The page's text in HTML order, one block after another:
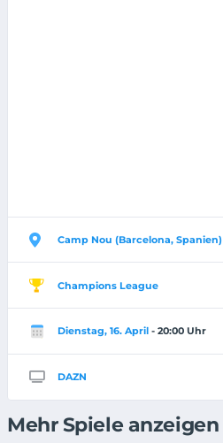
Camp Nou (Barcelona, Spanien)
Champions League
Dienstag, 16. April - 20:00 Uhr
DAZN
Mehr Spiele anzeigen